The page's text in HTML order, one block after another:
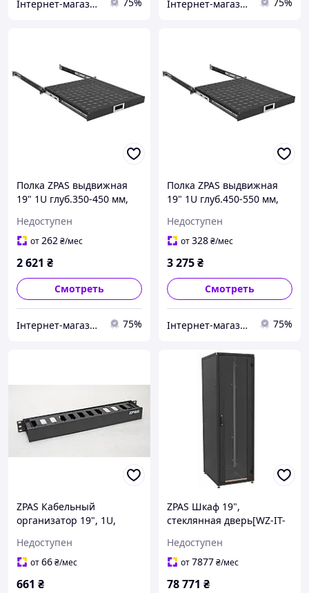
Інтернет-магазин "Proinstal" Інтернет-магазин "Proinstal"
Полка ZPAS выдвижная
19" 1U глуб.350-450 мм,
Недоступен
от262₴/мес
2 621 ₴
Смотреть
Інтернет-магазин "Proinstal" 75%
Полка ZPAS выдвижная
19" 1U глуб.450-550 мм,
Недоступен
от328₴/мес
3 275₴
Смотреть
Інтернет-магазин "Proinstal" 75%
ZPAS Кабельный
организатор 19", 1U,
Недоступен
от66₴/мес
661 ₴
ZPAS Шкаф 19",
стеклянная дверь[WZ-IT-
Недоступен
от7877₴/мес
78 771 ₴